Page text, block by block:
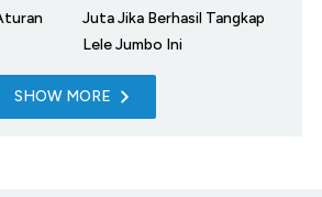
Juta Jika Berhasil Tangkap
Lele Jumbo Ini
SHOW MORE